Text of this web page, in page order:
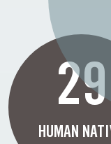
29
HUMAN